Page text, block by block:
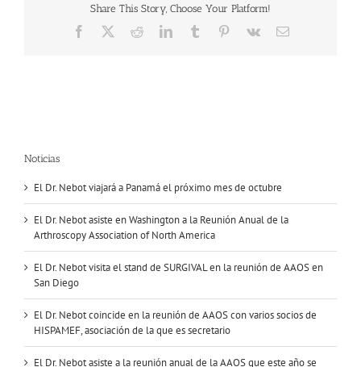
Share This Story, Choose Your Platform!
Facebook RedditLinkedInTumblr Pinterest
Vk
Correo
Noticias
El Dr. Nebot viajará a Panamá el próximo mes de octubre
El Dr. Nebot asiste en Washington a la Reunión Anual de la
Arthroscopy Association of North America
El Dr. Nebot visita el stand de SURGIVAL en la reunión de AAOS en
San Diego
El Dr. Nebot coincide en la reunión de AAOS con varios socios de
HISPAMEF, asociación de la que es secretario
El Dr. Nebot asiste a la reunión anual de la AAOS que este año se